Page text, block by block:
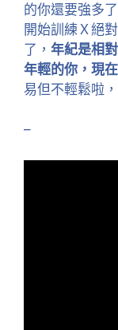
的你還要強多
開始訓練Ｘ絕
了， 年紀是相
年輕的你，現
易但不輕鬆啦
–